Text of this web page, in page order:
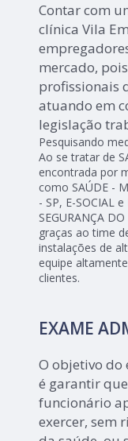
Contar com
clínica Vila
mercado,
profissionais
atuando em
legislação
Pesquisando
Ao se tratar de
encontrada por
como SAÚDE -
- SP, E-SOCIAL
SEGURANÇA
graças ao time
instalações de
equipe
clientes.
EXAME
O objetivo do
é garantir
funcionário
exercer, sem